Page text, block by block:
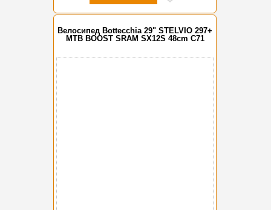
Велосипед Bottecchia 29" STELVIO 297+
MTB BOOST SRAM SX12S 48cm C71